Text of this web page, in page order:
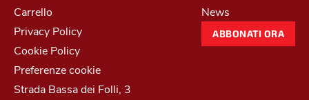
Carrello
Privacy Policy
Cookie Policy
Preferenze cookie
News
ABBONATI ORA
Strada Bassa dei Folli, 3